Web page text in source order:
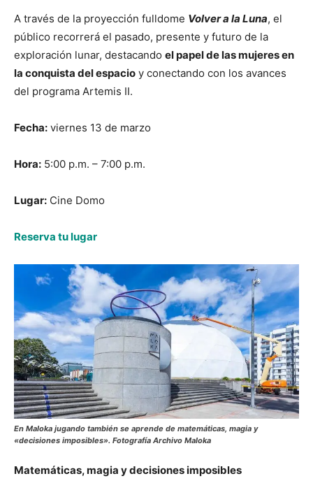
A través de la proyección fulldome Volver a la Luna, el
público recorrerá el pasado, presente y futuro de la
exploración lunar, destacando el papel de las mujeres en
la conquista del espacio y conectando con los avances
del programa Artemis II.
Fecha: viernes 13 de marzo
Hora: 5:00 p.m. – 7:00 p.m.
Lugar: Cine Domo
Reserva tu lugar
En Maloka jugando también se aprende de matemáticas, magia y
«decisiones imposibles». Fotografía Archivo Maloka
Matemáticas, magia y decisiones imposibles